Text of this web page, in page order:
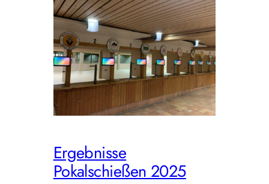
Ergebnisse
Pokalschießen 2025